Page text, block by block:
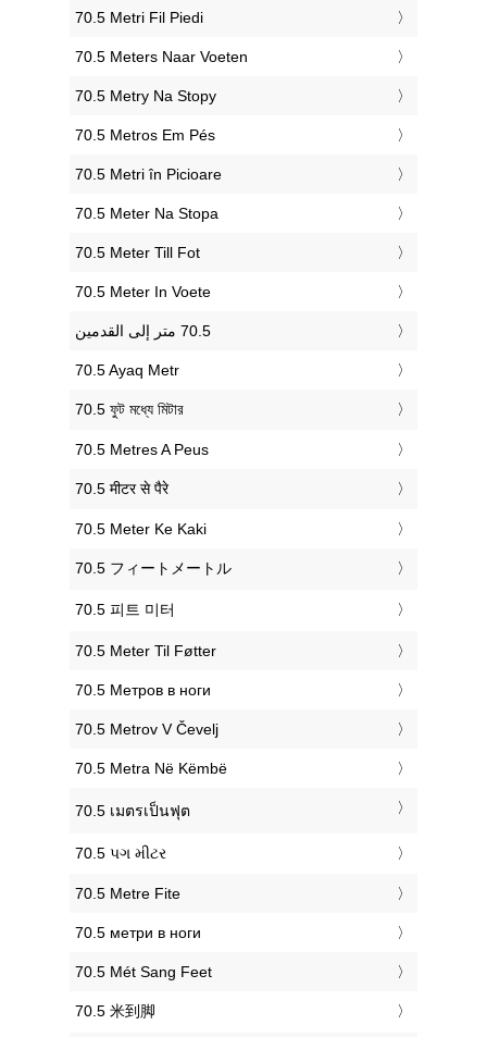
‎70.5 Metri Fil Piedi
‎70.5 Meters Naar Voeten
‎70.5 Metry Na Stopy
‎70.5 Metros Em Pés
‎70.5 Metri în Picioare
‎70.5 Meter Na Stopa
‎70.5 Meter Till Fot
‎70.5 Meter In Voete
‎70.5 Ayaq Metr
‎70.5 ফুট মধ্যে মিটার
‎70.5 Metres A Peus
‎70.5 मीटर से पैरे
‎70.5 Meter Ke Kaki
‎70.5 フィートメートル
‎70.5 피트 미터
‎70.5 Meter Til Føtter
‎70.5 Метров в ноги
‎70.5 Metrov V Čevelj
‎70.5 Metra Në Këmbë
‎70.5 เมตรเป็นฟุต
‎70.5 પગ મીટર
‎70.5 Metre Fite
‎70.5 метри в ноги
‎70.5 Mét Sang Feet
‎70.5 米到脚